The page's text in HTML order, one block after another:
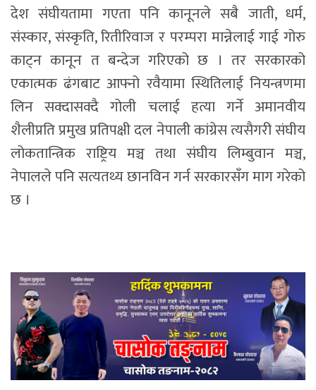
देश संघीयतामा गएता पनि कानूनले सबै जाती, धर्म,
संस्कार, संस्कृति, रितीरिवाज र परम्परा मान्नेलाई गाई गोरु
काट्न कानून त बन्देज गरिएको छ । तर सरकारको
एकात्मक ढंगबाट आफ्नो रवैयामा स्थितिलाई नियन्त्रणमा
लिन सक्दासक्दै गोली चलाई हत्या गर्ने अमानवीय
शैलीप्रति प्रमुख प्रतिपक्षी दल नेपाली कांग्रेस त्यसैगरी संघीय
लोकतान्त्रिक राष्ट्रिय मञ्च तथा संघीय लिम्बुवान मञ्च,
नेपालले पनि सत्यतथ्य छानविन गर्न सरकारसँग माग गरेको
छ ।